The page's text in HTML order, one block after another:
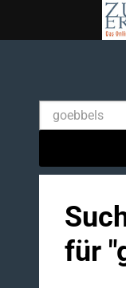
für "